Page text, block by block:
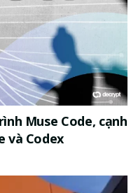
Muse Code, cạnh
và Codex